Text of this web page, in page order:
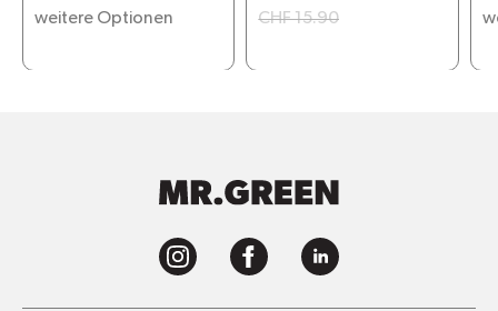
weitere Optionen
CHF 15.90